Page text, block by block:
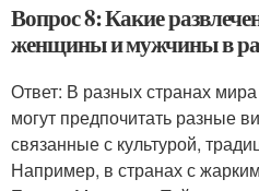
Вопрос 8: Какие
женщины и мужчины в
Ответ: В разных странах
могут предпочитать разные
связанные с культурой,
Например, в странах с